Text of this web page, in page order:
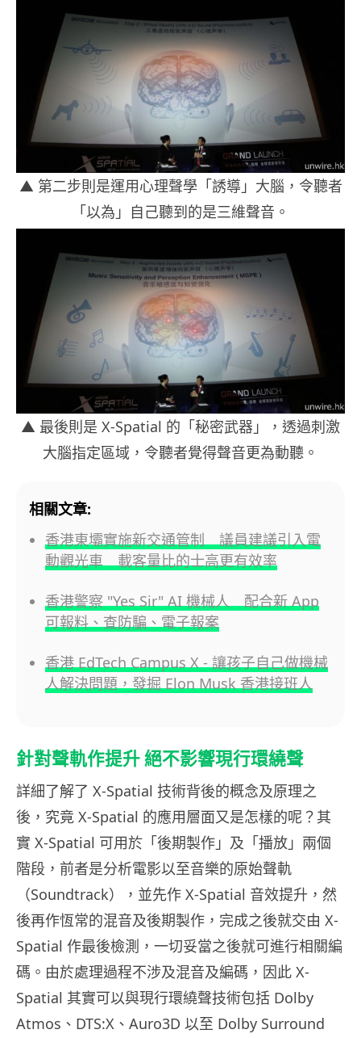
▲ 第二步則是運用心理聲學「誘導」大腦，令聽者
「以為」自己聽到的是三維聲音。
▲ 最後則是 X-Spatial 的「秘密武器」，透過刺激
大腦指定區域，令聽者覺得聲音更為動聽。
相關文章:
香港東壩實施新交通管制 議員建議引入電
動觀光車 載客量比的士高更有效率
香港警察 "Yes Sir" AI 機械人 配合新 App
可報料、查防騙、電子報案
香港 EdTech Campus X - 讓孩子自己做機械
人解決問題，發掘 Elon Musk 香港接班人
針對聲軌作提升 絕不影響現行環繞聲
詳細了解了 X-Spatial 技術背後的概念及原理之
後，究竟 X-Spatial 的應用層面又是怎樣的呢？其
實 X-Spatial 可用於「後期製作」及「播放」兩個
階段，前者是分析電影以至音樂的原始聲軌
（Soundtrack），並先作 X-Spatial 音效提升，然
後再作恆常的混音及後期製作，完成之後就交由 X-
Spatial 作最後檢測，一切妥當之後就可進行相關編
碼。由於處理過程不涉及混音及編碼，因此 X-
Spatial 其實可以與現行環繞聲技術包括 Dolby
Atmos、DTS:X、Auro3D 以至 Dolby Surround